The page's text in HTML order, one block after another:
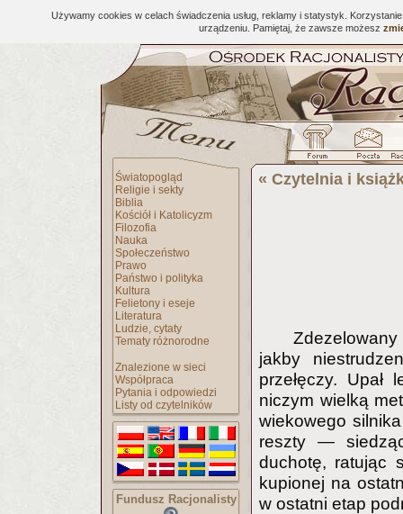
Używamy cookies w celach świadczenia usług, reklamy i statystyk.
urządzeniu. Pamiętaj, że zawsze możesz
Światopogląd
Religie i sekty
Biblia
Kościół i Katolicyzm
Filozofia
Nauka
Społeczeństwo
Prawo
Państwo i polityka
Kultura
Felietony i eseje
Literatura
Ludzie, cytaty
Tematy różnorodne
Znalezione w sieci
Współpraca
Pytania i odpowiedzi
Listy od czytelników
Fundusz Racjonalisty
« Czytelnia i
jakby
przełęczy.
niczym wielką
wiekowego
reszty —
duchotę, ratując
kupionej na
w ostatni etap